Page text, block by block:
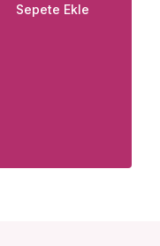
Sepete Ekle